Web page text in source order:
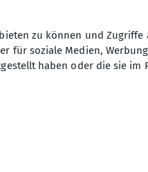
zu können und Zugriffe
für soziale Medien,
haben oder die sie im